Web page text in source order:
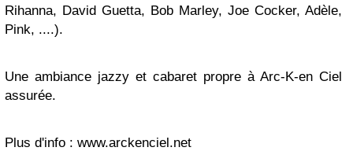
Rihanna, David Guetta, Bob Marley, Joe Cocker, Adèle,
Pink, ....).
Une ambiance jazzy et cabaret propre à Arc-K-en Ciel
assurée.
Plus d'info : www.arckenciel.net